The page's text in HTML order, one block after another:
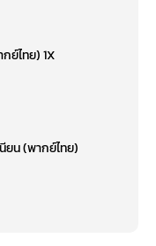
ย์ไทย) 1X
ยน (พากย์ไทย)